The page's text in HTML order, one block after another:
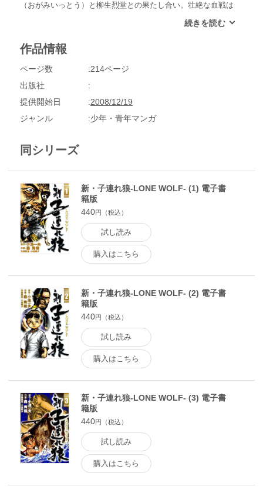
（おがみいっとう）と柳生烈堂との果たし合い。壮絶な血戦は
れを感じながらも、誰ひとり遺体を葬ろうともせず去ってい
の武士が通りかかり…。父の屍体の側に立ちつくしていた大五
劇画史に残る名作『子連れ狼』新シリーズ!!
作品情報
ページ数
214ページ
出版社
提供開始日
2008/12/19
ジャンル
少年・青年マンガ
同シリーズ
新・子連れ狼-LONE WOLF- (1) 電子書
籍版
440円（税込）
試し読み
購入はこちら
新・子連れ狼-LONE WOLF- (2) 電子書
籍版
440円（税込）
試し読み
購入はこちら
新・子連れ狼-LONE WOLF- (3) 電子書
籍版
440円（税込）
試し読み
購入はこちら